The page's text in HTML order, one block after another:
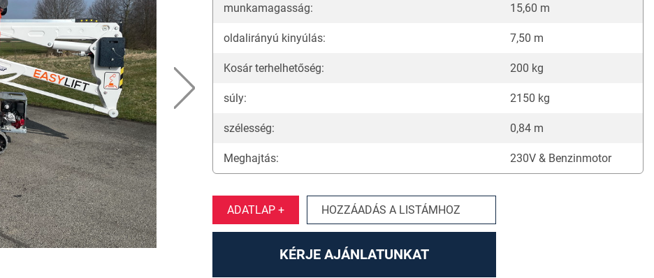
munkamagasság: 15,60 m
oldalirányú kinyúlás: 7,50 m
Kosár terhelhetőség: 200 kg
súly: 2150 kg
szélesség: 0,84 m
Meghajtás: 230V & Benzinmotor
ADATLAP + HOZZÁADÁS A LISTÁMHOZ
KÉRJE AJÁNLATUNKAT